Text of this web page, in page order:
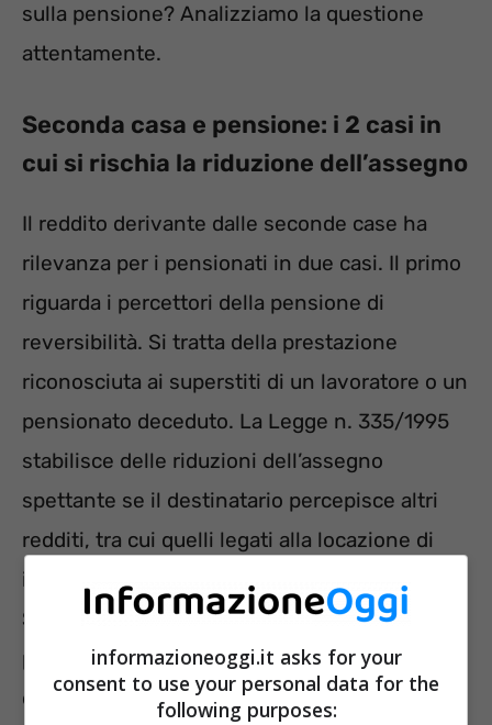
sulla pensione? Analizziamo la questione
attentamente.
Seconda casa e pensione: i 2 casi in
cui si rischia la riduzione dell’assegno
Il reddito derivante dalle seconde case ha
rilevanza per i pensionati in due casi. Il primo
riguarda i percettori della pensione di
reversibilità. Si tratta della prestazione
riconosciuta ai superstiti di un lavoratore o un
pensionato deceduto. La Legge n. 335/1995
stabilisce delle riduzioni dell’assegno
spettante se il destinatario percepisce altri
redditi, tra cui quelli legati alla locazione di
immobili.
Se la somma supera un certo limite, la
pensione di reversibilità viene ridotta
d’ufficio, secondo i seguenti parametri:
informazioneoggi.it asks for your
consent to use your personal data for the
following purposes: